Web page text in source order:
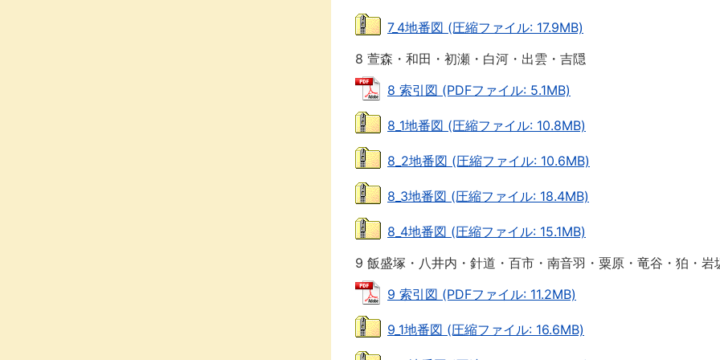
7_4地番図 (圧縮ファイル: 17.9MB)
8 萱森・和田・初瀬・白河・出雲・吉隠
8 索引図 (PDFファイル: 5.1MB)
8_1地番図 (圧縮ファイル: 10.8MB)
8_2地番図 (圧縮ファイル: 10.6MB)
8_3地番図 (圧縮ファイル: 18.4MB)
8_4地番図 (圧縮ファイル: 15.1MB)
9 飯盛塚・八井内・針道・百市・南音羽・粟原・竜谷・狛・岩
9 索引図 (PDFファイル: 11.2MB)
9_1地番図 (圧縮ファイル: 16.6MB)